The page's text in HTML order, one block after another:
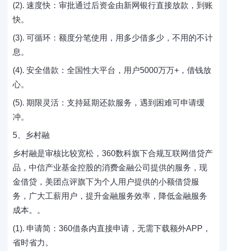
(2). 速度快：审批通过后资金由新网银行直接放款，到账
快。
(3). 可循环：额度分笔使用，用多少借多少，不用的不计
息。
(4). 安全借款：全国性大平台，用户5000万万+，借钱放
心。
(5). 期限灵活：支持延期还款服务，遇到困难可申请缓
冲。
5、乡村融
乡村融是审核比较宽松，360数科旗下合规互联网借贷产
品，中信产业基金控股的消费金融公司提供的服务，现
金借贷，美团点评旗下为个人用户提供的小额借贷服
务，广大工薪用户，提升金融服务效率，降低金融服务
成本。。
(1). 申请简：360借条内直接申请，无需下载额外APP，
省时省力。